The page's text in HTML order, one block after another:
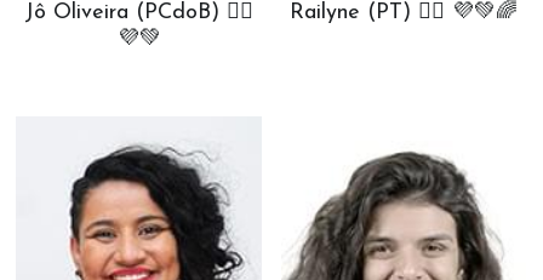
Jô Oliveira (PCdoB) ✊🏾
💜💚
Railyne (PT) ✊🏾 💜💚🌈